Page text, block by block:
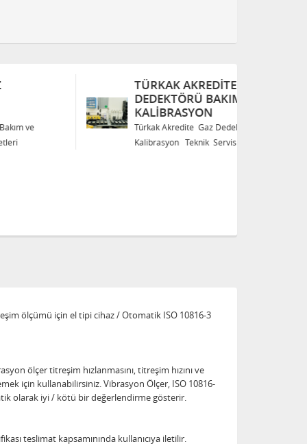
TÜRKAK AKREDITE GAZ
DEDEKTÖRÜ BAKIM VE
KALIBRASYON
Türkak Akredite Gaz Dedektörü Bakım ve
Kalibrasyon Teknik Servis Hizmetleri
ölçümü için el tipi cihaz / Otomatik ISO 10816-3
ölçer titreşim hızlanmasını, titreşim hızını ve
için kullanabilirsiniz. Vibrasyon Ölçer, ISO 10816-
olarak iyi / kötü bir değerlendirme gösterir.
teslimat kapsamınında kullanıcıya iletilir.